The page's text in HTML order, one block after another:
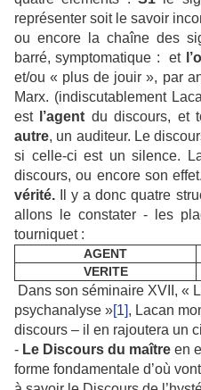
représenter soit le savoir
ou encore la chaîne des
barré, symptomatique : et
et/ou « plus de jouir », par
Marx. (indiscutablement
est
l’agent du discours, et
autre, un auditeur. Le
si celle-ci est un silence.
discours, ou encore son
vérité. Il y a donc quatre
allons le constater - les
tourniquet :
AGENT
VERITE
Dans son séminaire XVII, «
psychanalyse »[1], Lacan
discours – il en rajoutera un
- Le Discours du maître en
forme fondamentale d’où